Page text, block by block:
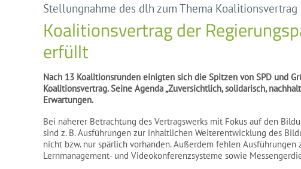
Stellungnahme des dlh zum Thema Koalitionsvertrag
Koalitionsvertrag der
erfüllt
Nach 13 Koalitionsrunden einigten sich die Spitzen von SPD und
Koalitionsvertrag. Seine Agenda „Zuversichtlich, solidarisch,
Erwartungen.
Bei näherer Betrachtung des Vertragswerks mit Fokus auf den
sind z. B. Ausführungen zur inhaltlichen Weiterentwicklung des
nicht bzw. nur spärlich vorhanden. Außerdem fehlen
Lernmanagement- und Videokonferenzsysteme sowie